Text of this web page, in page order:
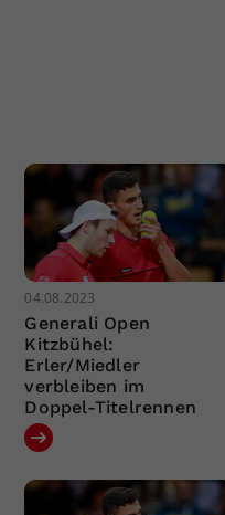
04.08.2023
Generali Open
Kitzbühel:
Erler/Miedler
verbleiben im
Doppel-Titelrennen